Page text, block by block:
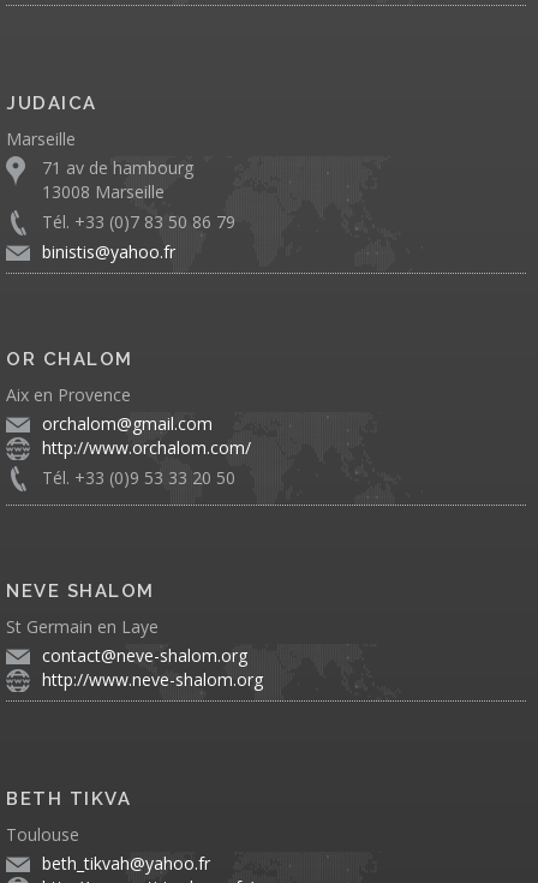
JUDAICA
Marseille
71 av de hambourg
13008 Marseille
Tél. +33 (0)7 83 50 86 79
binistis@yahoo.fr
OR CHALOM
Aix en Provence
orchalom@gmail.com
http://www.orchalom.com/
Tél. +33 (0)9 53 33 20 50
NEVE SHALOM
St Germain en Laye
contact@neve-shalom.org
http://www.neve-shalom.org
BETH TIKVA
Toulouse
beth_tikvah@yahoo.fr